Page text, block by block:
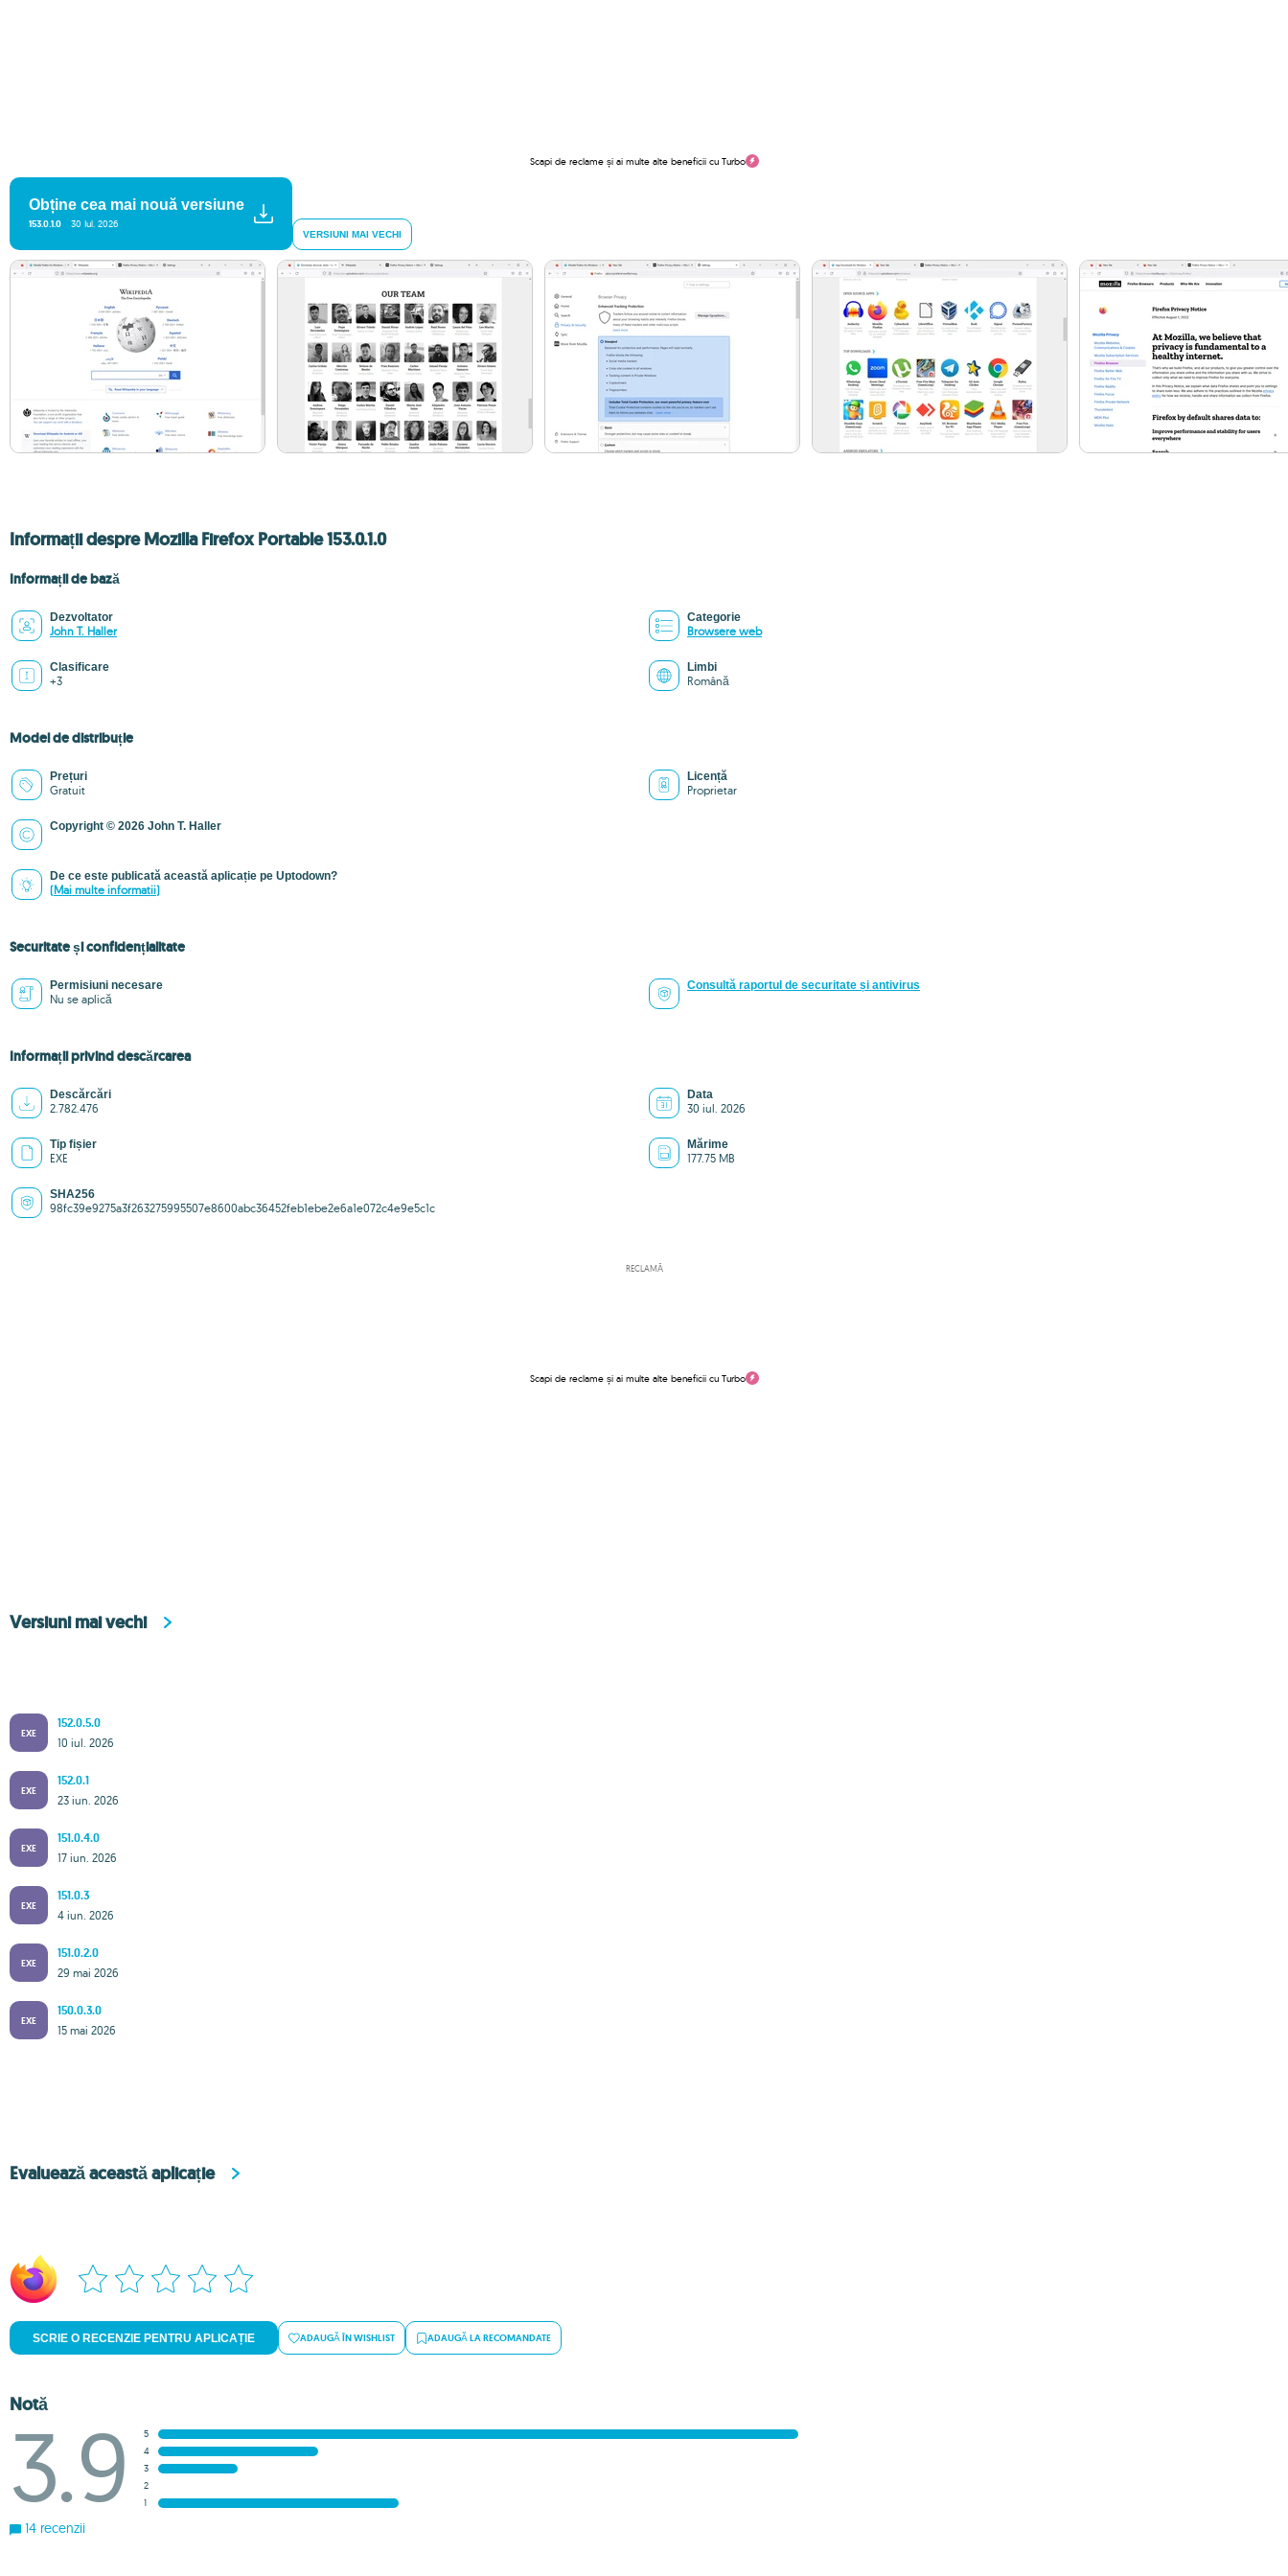
Scapi de reclame și ai multe alte beneficii cu Turbo
Obține cea mai nouă versiune
153.0.1.0 30 Iul. 2026
VERSIUNI MAI VECHI
Informații despre Mozilla Firefox Portable 153.0.1.0
Informații de bază
Dezvoltator
John T. Haller
Categorie
Browsere web
Clasificare
+3
Limbi
Română
Model de distribuție
Prețuri
Gratuit
Licență
Proprietar
Copyright © 2026 John T. Haller
De ce este publicată această aplicație pe Uptodown?
(Mai multe informatii)
Securitate și confidențialitate
Permisiuni necesare
Nu se aplică
Consultă raportul de securitate și antivirus
Informații privind descărcarea
Descărcări
2.782.476
Data
30 iul. 2026
Tip fișier
EXE
Mărime
177.75 MB
SHA256
98fc39e9275a3f263275995507e8600abc36452feb1ebe2e6a1e072c4e9e5c1c
RECLAMĂ
Scapi de reclame și ai multe alte beneficii cu Turbo
Versiuni mai vechi
EXE
152.0.5.0
10 iul. 2026
EXE
152.0.1
23 iun. 2026
EXE
151.0.4.0
17 iun. 2026
EXE
151.0.3
4 iun. 2026
EXE
151.0.2.0
29 mai 2026
EXE
150.0.3.0
15 mai 2026
Evaluează această aplicație
SCRIE O RECENZIE PENTRU APLICAȚIE ADAUGĂ ÎN WISHLIST ADAUGĂ LA RECOMANDATE
Notă
3.9
5
4
3
2
1
14 recenzii